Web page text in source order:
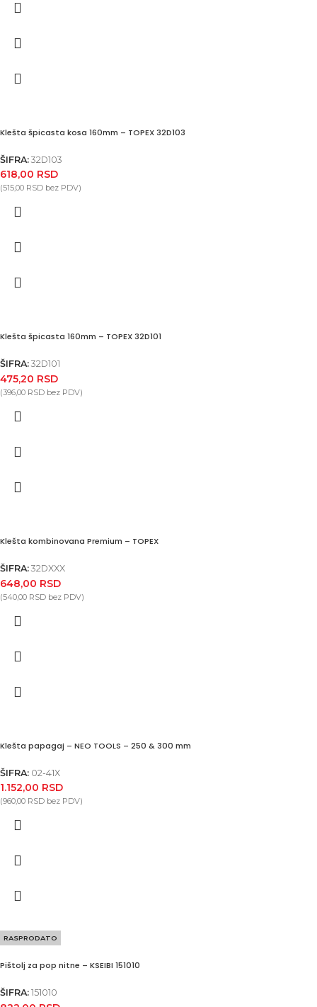
Klešta špicasta kosa 160mm – TOPEX 32D103
ŠIFRA: 32D103
618,00 RSD
(515,00 RSD bez PDV)
Klešta špicasta 160mm – TOPEX 32D101
ŠIFRA: 32D101
475,20 RSD
(396,00 RSD bez PDV)
Klešta kombinovana Premium – TOPEX
ŠIFRA: 32DXXX
648,00 RSD
(540,00 RSD bez PDV)
Klešta papagaj – NEO TOOLS – 250 & 300 mm
ŠIFRA: 02-41X
1.152,00 RSD
(960,00 RSD bez PDV)
RASPRODATO
Pištolj za pop nitne – KSEIBI 151010
ŠIFRA: 151010